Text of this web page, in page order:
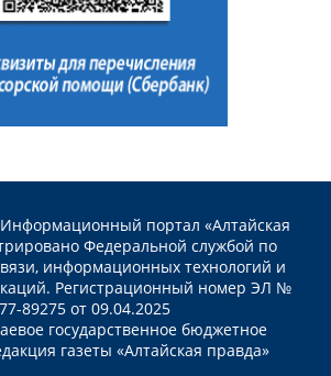
портал «Алтайская
Федеральной службой по
информационных технологий и
Регистрационный номер ЭЛ №
89275 от 09.04.2025
государственное бюджетное
газеты «Алтайская правда»